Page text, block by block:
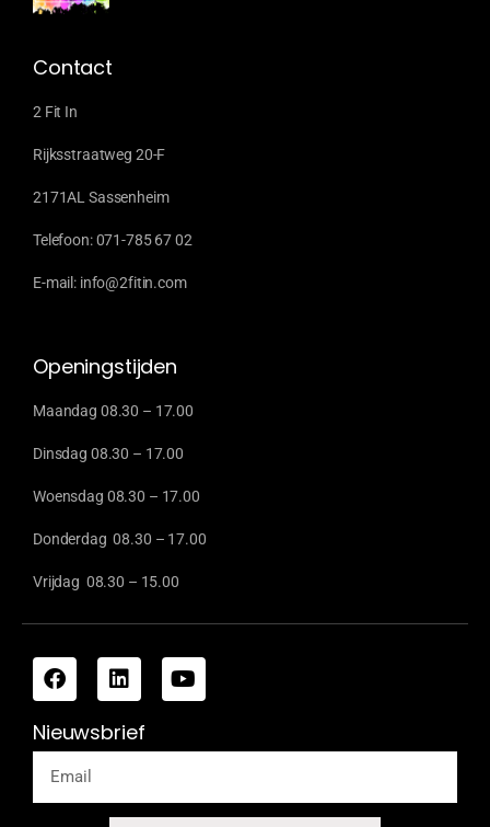
Contact
2 Fit In
Rijksstraatweg 20-F
2171AL Sassenheim
Telefoon: 071-785 67 02
E-mail: info@2fitin.com
Openingstijden
Maandag 08.30 – 17.00
Dinsdag 08.30 – 17.00
Woensdag 08.30 – 17.00
Donderdag 08.30 – 17.00
Vrijdag 08.30 – 15.00
Nieuwsbrief